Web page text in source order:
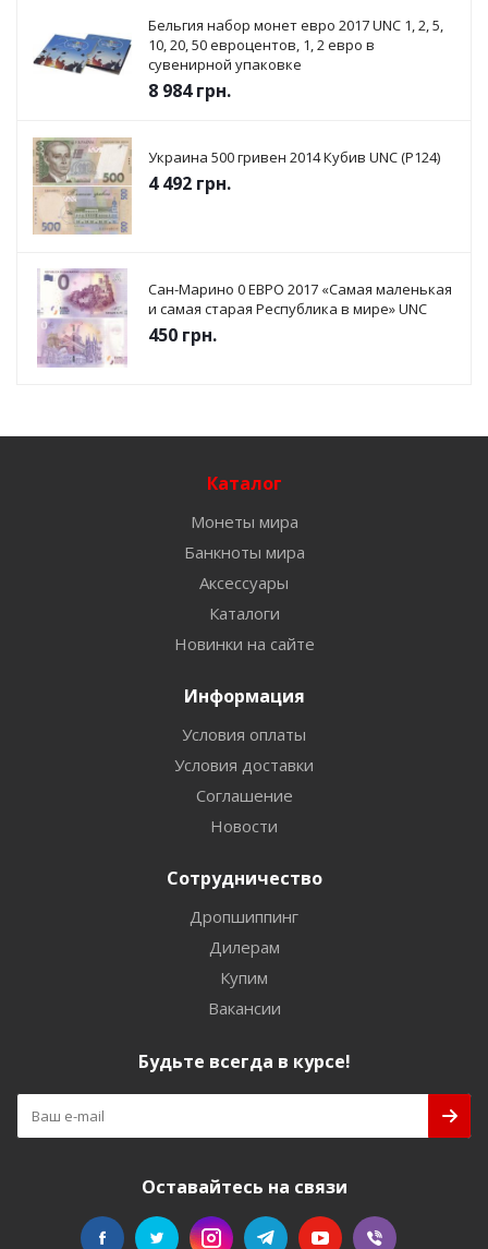
Бельгия набор монет евро 2017 UNC 1, 2, 5,
10, 20, 50 евроцентов, 1, 2 евро в
сувенирной упаковке
8 984грн.
Украина 500 гривен 2014 Кубив UNC (P124)
4 492 грн.
Сан-Марино 0 ЕВРО 2017 «Самая маленькая
и самая старая Республика в мире» UNC
450 грн.
Каталог
Монеты мира
Банкноты мира
Аксессуары
Каталоги
Новинки на сайте
Информация
Условия оплаты
Условия доставки
Соглашение
Новости
Сотрудничество
Дропшиппинг
Дилерам
Купим
Вакансии
Будьте всегда в курсе!
Оставайтесь на связи